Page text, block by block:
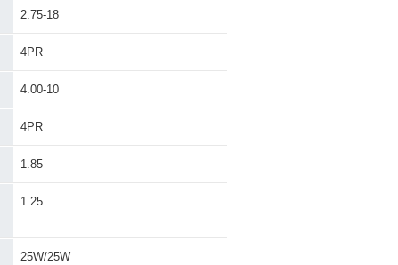
2.75-18
4PR
4.00-10
4PR
1.85
1.25
25W/25W